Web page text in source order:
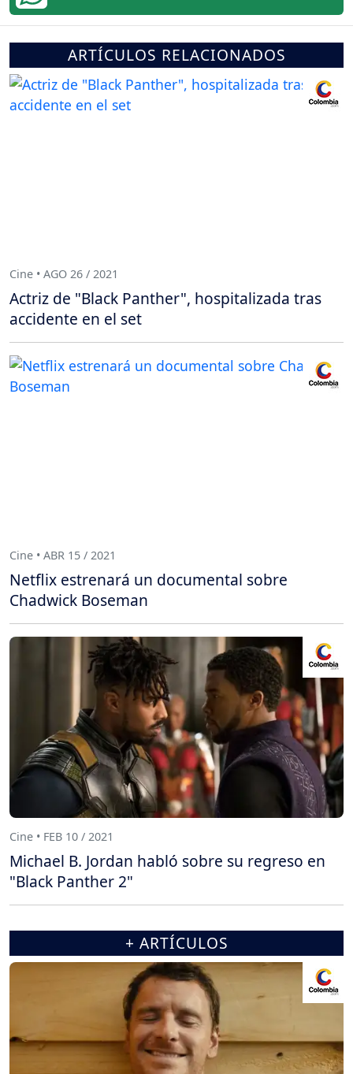
ARTÍCULOS RELACIONADOS
Cine • AGO 26 / 2021
Actriz de "Black Panther", hospitalizada tras
accidente en el set
Cine • ABR 15 / 2021
Netflix estrenará un documental sobre
Chadwick Boseman
Cine • FEB 10 / 2021
Michael B. Jordan habló sobre su regreso en
"Black Panther 2"
+ ARTÍCULOS